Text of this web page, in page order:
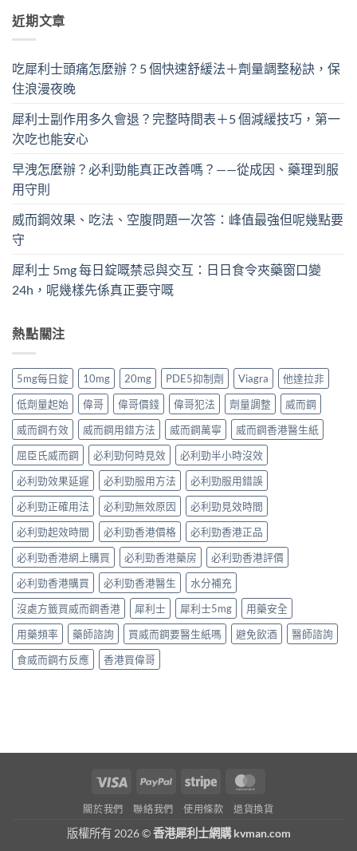
近期文章
吃犀利士頭痛怎麼辦？5 個快速舒緩法＋劑量調整秘訣，保
住浪漫夜晚
犀利士副作用多久會退？完整時間表＋5 個減緩技巧，第一
次吃也能安心
早洩怎麼辦？必利勁能真正改善嗎？——從成因、藥理到服
用守則
威而鋼效果、吃法、空腹問題一次答：峰值最強但呢幾點要
守
犀利士 5mg 每日錠嘅禁忌與交互：日日食令夾藥窗口變
24h，呢幾樣先係真正要守嘅
熱點關注
5mg每日錠 10mg 20mg PDE5抑制劑 Viagra
他達拉非
低劑量起始
偉哥 偉哥價錢 偉哥犯法 劑量調整
威而鋼
威而鋼冇效
威而鋼用錯方法 威而鋼萬寧
威而鋼香港醫生紙
屈臣氏威而鋼
必利勁何時見效
必利勁半小時沒效
必利勁效果延遲
必利勁服用方法
必利勁服用錯誤
必利勁正確用法
必利勁無效原因
必利勁見效時間
必利勁起效時間
必利勁香港價格
必利勁香港正品
必利勁香港網上購買
必利勁香港藥房
必利勁香港評價
必利勁香港購買
必利勁香港醫生
水分補充
沒處方籤買威而鋼香港
犀利士 犀利士5mg
用藥安全
用藥頻率
藥師諮詢 買威而鋼要醫生紙嗎 避免飲酒
醫師諮詢
食威而鋼冇反應
香港買偉哥
Visa PayPal Stripe
關於我們 聯絡我們 使用條款 退貨換貨
版權所有 2026 ©香港犀利士網購 kvman.com